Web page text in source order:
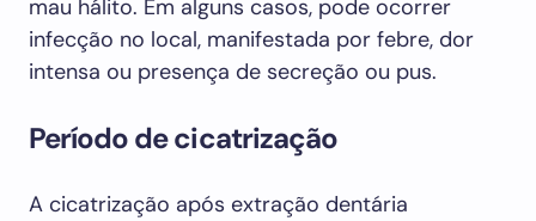
mau hálito. Em alguns casos, pode ocorrer
infecção no local, manifestada por febre, dor
intensa ou presença de secreção ou pus.
Período de cicatrização
A cicatrização após extração dentária